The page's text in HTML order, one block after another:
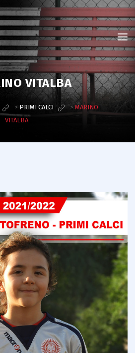
VITALBA
> PRIMI CALCI > MARINO
VITALBA